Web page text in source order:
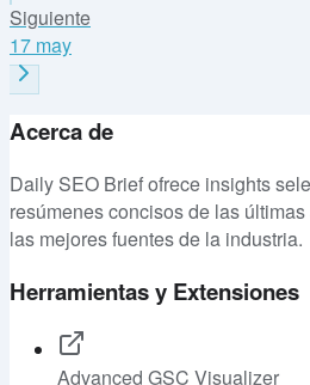
Siguiente
17 may
Acerca de
Daily SEO Brief ofrece insights
resúmenes concisos de las
las mejores fuentes de la industria.
Herramientas y Extensiones
Advanced GSC Visualizer